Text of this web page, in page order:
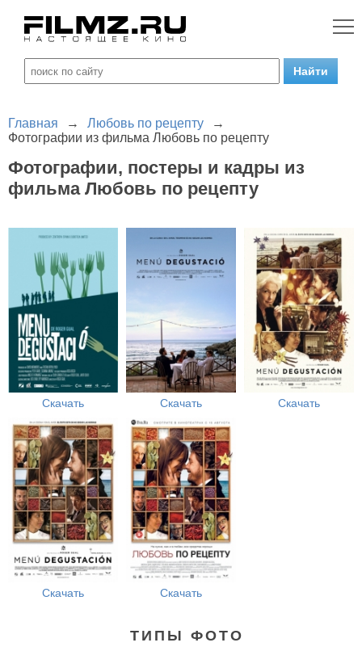
Главная → Любовь по рецепту
→
Фотографии из фильма Любовь по рецепту
Фотографии, постеры и кадры из
фильма Любовь по рецепту
Скачать Скачать Скачать
Скачать Скачать
ТИПЫ ФОТО